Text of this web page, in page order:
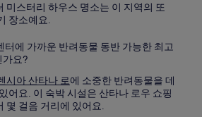
미스터리 하우스 명소는 이 지역의 또
장소예요.
터에 가까운 반려동물 동반 가능한 최고
가요?
시아 산타나 로에 소중한 반려동물을 데
어요. 이 숙박 시설은 산타나 로우 쇼핑
몇 걸음 거리에 있어요.